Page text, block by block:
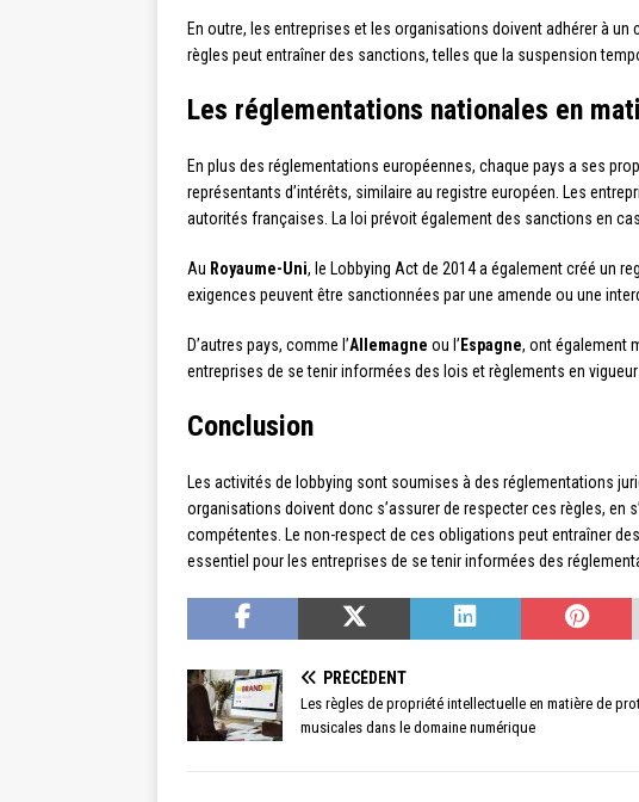
En outre, les entreprises et les organisations doivent adhérer à
règles peut entraîner des sanctions, telles que la suspension
Les réglementations nationales en
En plus des réglementations européennes, chaque pays a ses
représentants d’intérêts, similaire au registre européen. Les
autorités françaises. La loi prévoit également des sanctions en
Au Royaume-Uni, le Lobbying Act de 2014 a également créé un
exigences peuvent être sanctionnées par une amende ou une
D’autres pays, comme l’Allemagne ou l’ Espagne, ont également
entreprises de se tenir informées des lois et règlements en
Conclusion
Les activités de lobbying sont soumises à des réglementations
organisations doivent donc s’assurer de respecter ces règles, en
compétentes. Le non-respect de ces obligations peut entraîner
essentiel pour les entreprises de se tenir informées des
PRÉCÉDENT
Les règles de propriété intellectuelle en matière de
musicales dans le domaine numérique